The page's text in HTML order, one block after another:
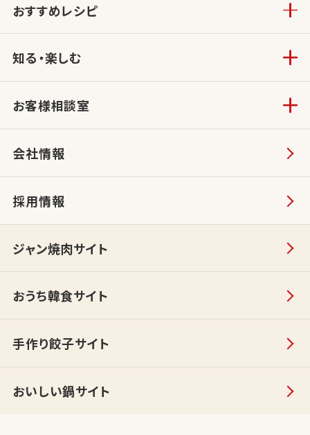
おすすめレシピ
知る・楽しむ
お客様相談室
会社情報
採用情報
ジャン焼肉サイト
おうち韓食サイト
手作り餃子サイト
おいしい鍋サイト